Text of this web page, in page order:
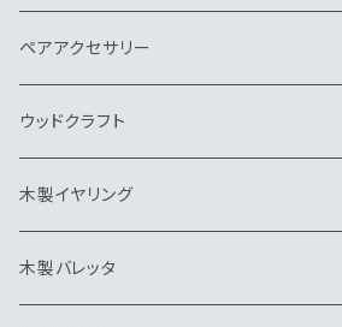
帽子クリップ
イヤリング
バレッタ
ピアス
イヤリング
ピアス・イヤリング
ウッドクラフト
ヘアゴム
帽子クリップ
ピンブローチ・タイタック
ピンブローチ・タイタック
キーホルダー
ネクタイピン
ブローチ
ブローチ
ペンダント
ネクタイピン
キーホルダー
ペアアクセサリー
ウッドクラフト
木製イヤリング
木製バレッタ